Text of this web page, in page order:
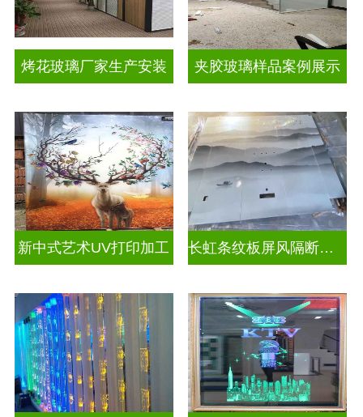
烤花玻璃厂家生产安装 夹胶玻璃样品案例展示
新中式艺术UV打印加工 长虹条纹板屏风隔断装饰彩绘玻璃